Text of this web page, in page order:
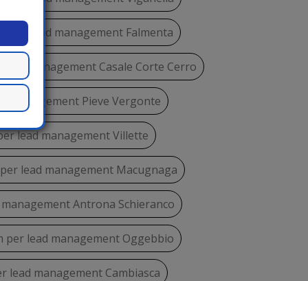
per lead management Falmenta
lead management Casale Corte Cerro
management Pieve Vergonte
lead management Villette
lead management Macugnaga
Antrona Schieranco
per lead management Oggebbio
lead management Cambiasca